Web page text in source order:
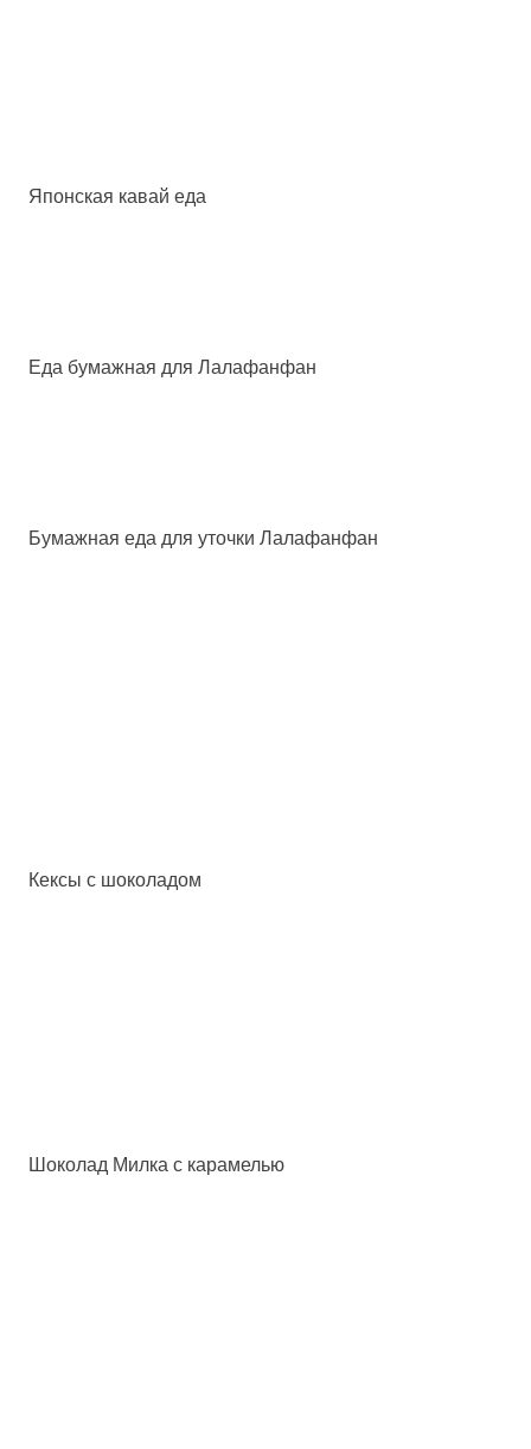
Японская кавай еда
Еда бумажная для Лалафанфан
Бумажная еда для уточки Лалафанфан
Кексы с шоколадом
Шоколад Милка с карамелью